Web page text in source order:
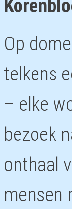
Op
telkens
– elke
bezoek
onthaal
mensen